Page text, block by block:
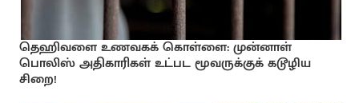
தெஹிவளை உணவகக் கொள்ளை: முன்னாள்
பொலிஸ் அதிகாரிகள் உட்பட மூவருக்குக் கடூழிய
சிறை!